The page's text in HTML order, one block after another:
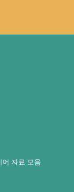
자료 모음